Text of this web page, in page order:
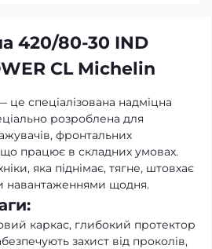
420/80-30 IND
CL Michelin
це спеціалізована надміцна
розроблена для
фронтальних
що працює в складних умовах.
яка піднімає, тягне, штовхає
навантаженнями щодня.
каркас, глибокий протектор
захист від проколів,